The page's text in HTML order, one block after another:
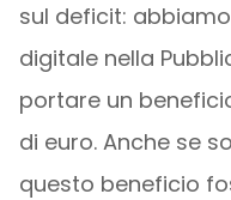
sul deficit:
digitale nella
portare un
di euro. Anche se
questo beneficio